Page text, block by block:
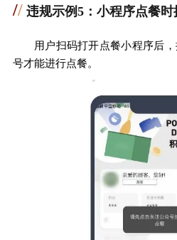
// 违规示例5：小程序点餐
用户扫码打开点餐小程序后
号才能进行点餐。